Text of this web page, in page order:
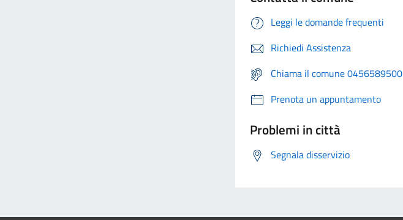
Leggi le domande frequenti
Richiedi Assistenza
Chiama il comune 0456589500
Prenota un appuntamento
Problemi in città
Segnala disservizio